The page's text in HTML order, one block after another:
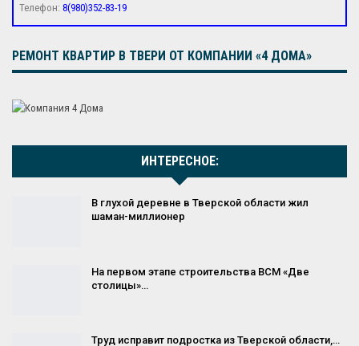
Телефон: 8(980)352-83-19
РЕМОНТ КВАРТИР В ТВЕРИ ОТ КОМПАНИИ «4 ДОМА»
ИНТЕРЕСНОЕ:
В глухой деревне в Тверской области жил
шаман-миллионер
На первом этапе строительства ВСМ «Две
столицы»…
Труд исправит подростка из Тверской области,…